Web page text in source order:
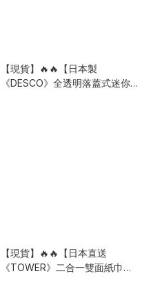
【現貨】🔥🔥【日本製
《DESCO》全透明落蓋式迷你紙
【現貨】🔥🔥【日本直送
《TOWER》二合一雙面紙巾連